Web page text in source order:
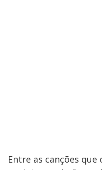
Entre as canções